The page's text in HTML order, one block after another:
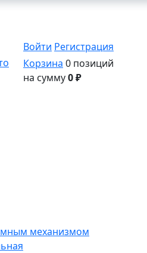
Войти Регистрация
Корзина 0 позиций
на сумму0 ₽
механизмом